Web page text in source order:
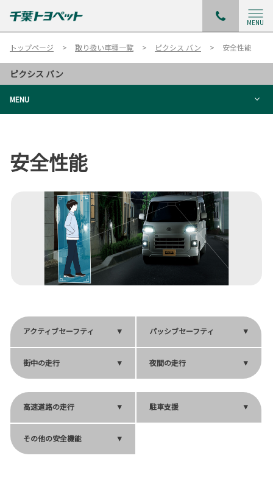
MENU
トップページ 取り扱い車種一覧 ピクシス バン 安全性能
ピクシス バン
MENU
安全性能
アクティブセーフティ パッシブセーフティ
街中の走行 夜間の走行
高速道路の走行 駐車支援
その他の安全機能